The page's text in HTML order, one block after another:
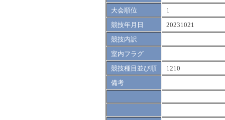
大会順位
1
競技年月日
20231021
競技内訳
室内フラグ
競技種目並び順
1210
備考